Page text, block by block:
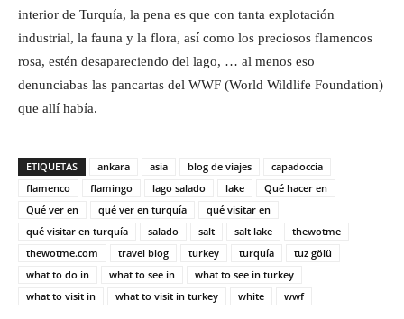
interior de Turquía, la pena es que con tanta explotación
industrial, la fauna y la flora, así como los preciosos flamencos
rosa, estén desapareciendo del lago, … al menos eso
denunciabas las pancartas del WWF (World Wildlife Foundation)
que allí había.
ETIQUETAS ankara asia blog de viajes
capadoccia
flamenco
flamingo lago salado lake
Qué hacer en
Qué ver en
qué ver en turquía
qué visitar en
qué visitar en turquía
salado salt salt lake
thewotme
thewotme.com
travel blog turkey turquía
tuz gölü
what to do in
what to see in
what to see in turkey
what to visit in
what to visit in turkey white wwf